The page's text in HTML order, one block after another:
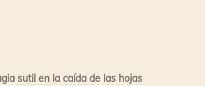
sutil en la caída de las hojas